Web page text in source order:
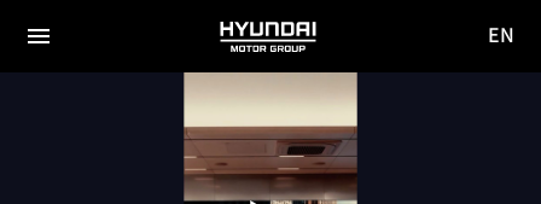
전체
HYUNDAI
MOTOR
GROUP
EN